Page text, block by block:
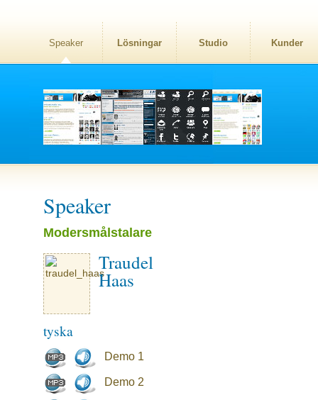
Speaker Lösningar Studio Kunder
Speaker
Modersmålstalare
Traudel
Haas
tyska
Demo 1
Demo 2